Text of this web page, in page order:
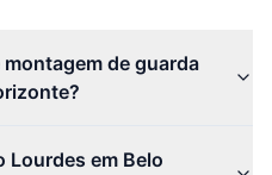
de guarda
Lourdes em Belo